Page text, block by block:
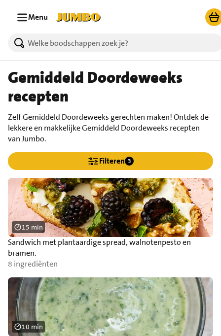
Menu
Gemiddeld Doordeweeks
recepten
Zelf Gemiddeld Doordeweeks gerechten maken! Ontdek de
lekkere en makkelijke Gemiddeld Doordeweeks recepten
van Jumbo.
Filteren 3
Sandwich met plantaardige spread, walnotenpesto en
bramen.
8 ingrediënten
15 min
10 min